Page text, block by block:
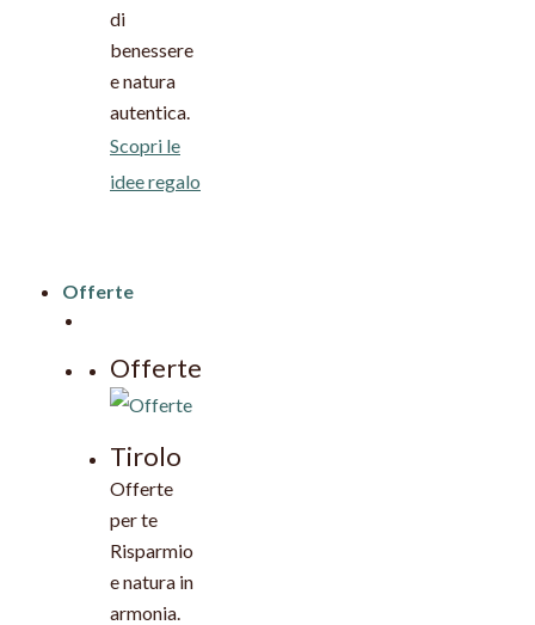
di
benessere
e natura
autentica.
Scopri le
idee regalo
Offerte
Offerte
Tirolo
Offerte
per te
Risparmio
e natura in
armonia.